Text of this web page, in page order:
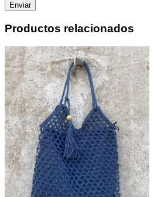
Productos relacionados